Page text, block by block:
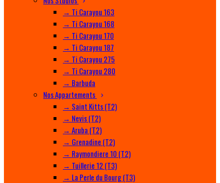
→ Ti Carayou 163
→ Ti Carayou 168
→ Ti Carayou 170
→ Ti Carayou 187
→ Ti Carayou 275
→ Ti Carayou 280
→ Barbuda
Nos Appartements
→ Saint Kitts (T2)
→ Nevis (T2)
→ Aruba (T2)
→ Grenadine (T2)
→ Raymondiere 10 (T2)
→ Tuillerie 12 (T3)
→ La Perle du Bourg (T3)